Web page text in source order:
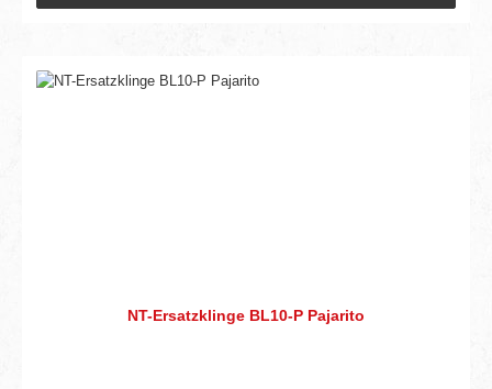
NT-Ersatzklinge BL10-P Pajarito